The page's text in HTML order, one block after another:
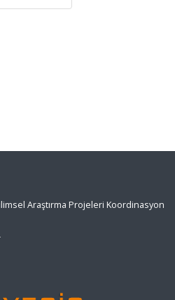
Araştırma Projeleri Koordinasyon